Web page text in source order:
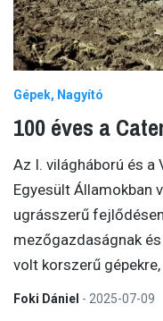
Gépek Nagyító
100 éves a
Az I. világháború és
Egyesült Államokban
ugrásszerű
mezőgazdaságnak
volt korszerű
Foki Dániel - 2025-07-09